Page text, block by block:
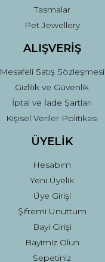
Tasmalar
Pet Jewellery
ALIŞVERİŞ
Mesafeli Satış Sözleşmesi
Gizlilik ve Güvenlik
İptal ve İade Şartları
Kişisel Veriler Politikası
ÜYELİK
Hesabım
Yeni Üyelik
Üye Girişi
Şifremi Unuttum
Bayi Girişi
Bayimiz Olun
Sepetiniz